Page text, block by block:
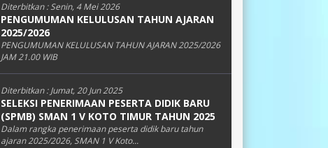
Diterbitkan :Senin, 4 Mei 2026
PENGUMUMAN KELULUSAN TAHUN AJARAN
2025/2026
PENGUMUMAN KELULUSAN TAHUN AJARAN 2025/2026
JAM 21.00 WIB
Diterbitkan :Jumat, 20 Jun 2025
SELEKSI PENERIMAAN PESERTA DIDIK BARU
(SPMB) SMAN 1 V KOTO TIMUR TAHUN 2025
Dalam rangka penerimaan peserta didik baru tahun
ajaran 2025/2026, SMAN 1 V Koto...